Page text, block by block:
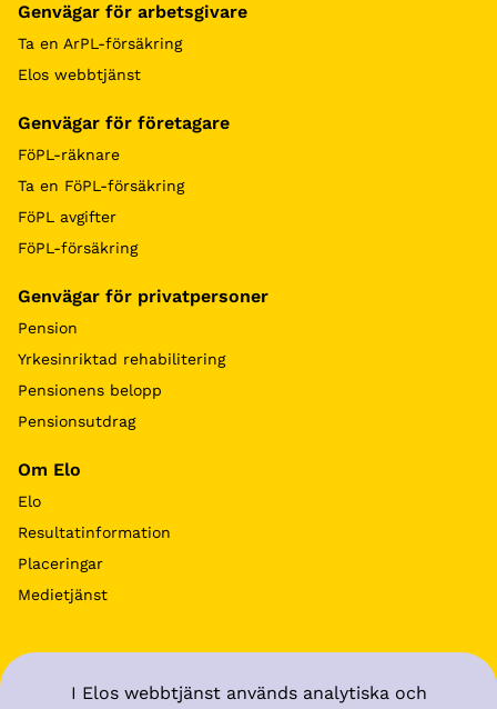
I Elos webbtjänst används analytiska och
Genvägar för arbetsgivare
Ta en ArPL-försäkring
Elos webbtjänst
Genvägar för företagare
FöPL-räknare
Ta en FöPL-försäkring
FöPL avgifter
FöPL-försäkring
Genvägar för privatpersoner
Pension
Yrkesinriktad rehabilitering
Pensionens belopp
Pensionsutdrag
Om Elo
Elo
Resultatinformation
Placeringar
Medietjänst